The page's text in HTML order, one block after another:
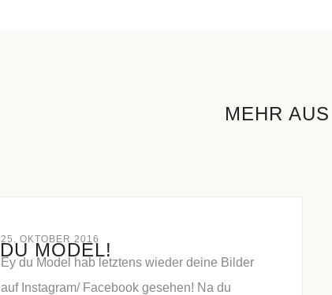
MEHR
25. OKTOBER 2016
DU MODEL!
Ey du Model hab letztens wieder deine Bilder
auf Instagram/ Facebook gesehen! Na du